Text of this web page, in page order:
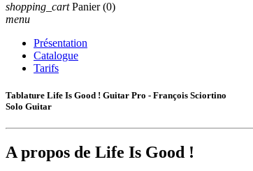
shopping_cart Panier (0)
menu
Présentation
Catalogue
Tarifs
Tablature Life Is Good ! Guitar Pro - François Sciortino
Solo Guitar
A propos de Life Is Good !